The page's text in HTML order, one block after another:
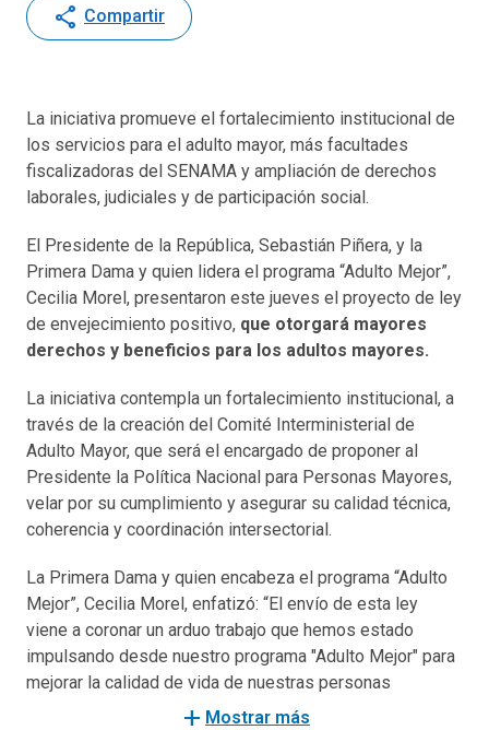
share Compartir
La iniciativa promueve el fortalecimiento institucional de
los servicios para el adulto mayor, más facultades
fiscalizadoras del SENAMA y ampliación de derechos
laborales, judiciales y de participación social.
El Presidente de la República, Sebastián Piñera, y la
Primera Dama y quien lidera el programa “Adulto Mejor”,
Cecilia Morel, presentaron este jueves el proyecto de ley
de envejecimiento positivo, que otorgará mayores
derechos y beneficios para los adultos mayores.
La iniciativa contempla un fortalecimiento institucional, a
través de la creación del Comité Interministerial de
Adulto Mayor, que será el encargado de proponer al
Presidente la Política Nacional para Personas Mayores,
velar por su cumplimiento y asegurar su calidad técnica,
coherencia y coordinación intersectorial.
La Primera Dama y quien encabeza el programa “Adulto
Mejor”, Cecilia Morel, enfatizó: “El envío de esta ley
viene a coronar un arduo trabajo que hemos estado
impulsando desde nuestro programa "Adulto Mejor" para
mejorar la calidad de vida de nuestras personas
mayores. Hemos avanzado mucho: centros tutelados y
add Mostrar más